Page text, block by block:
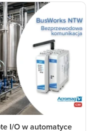
I/O w automatyce